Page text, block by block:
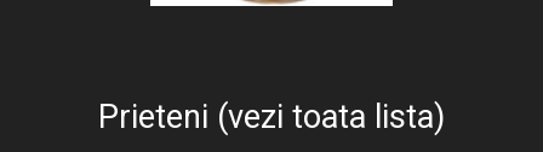
Prieteni (vezi toata lista)